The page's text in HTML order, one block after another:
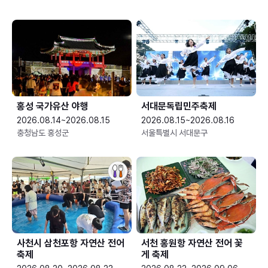
홍성 국가유산 야행
2026.08.14~2026.08.15
충청남도 홍성군
서대문독립민주축제
2026.08.15~2026.08.16
서울특별시 서대문구
사천시 삼천포항 자연산 전어
축제
서천 홍원항 자연산 전어 꽃
게 축제